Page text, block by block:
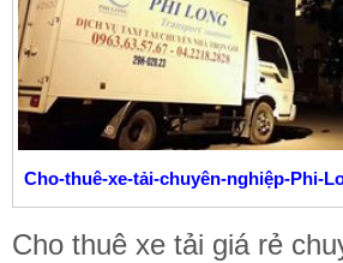
Cho-thuê-xe-tải-chuyên-nghiệp-Phi-
Cho thuê xe tải giá rẻ